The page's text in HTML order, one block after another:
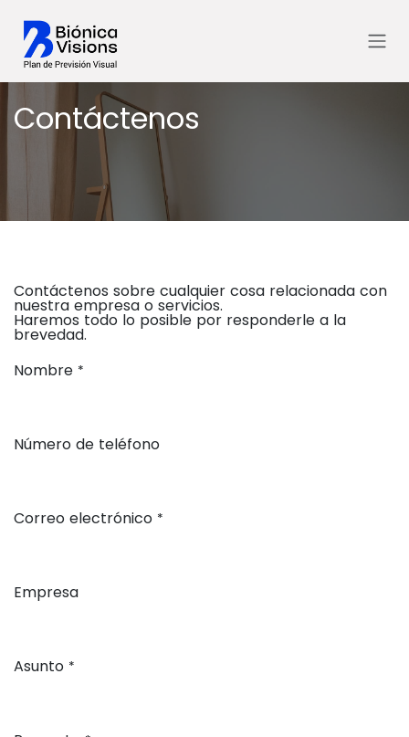
Contáctenos
Contáctenos sobre cualquier cosa relacionada con
nuestra empresa o servicios.
Haremos todo lo posible por responderle a la
brevedad.
Nombre *
Número de teléfono
Correo electrónico *
Empresa
Asunto *